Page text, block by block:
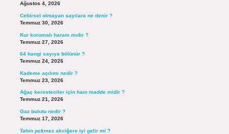
Ağustos 4, 2026
Cebirsel olmayan sayılara ne denir ?
Temmuz 30, 2026
Kur korumalı haram mıdır ?
Temmuz 27, 2026
64 hangi sayıya bölünür ?
Temmuz 24, 2026
Kademe açılımı nedir ?
Temmuz 23, 2026
Ağaç keresteciler için ham madde midir ?
Temmuz 21, 2026
Gaz bulutu nedir ?
Temmuz 17, 2026
Tahin pekmez akciğere iyi gelir mi ?